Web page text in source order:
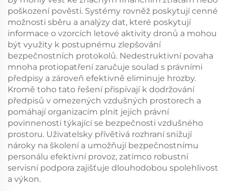
poškození pověsti. Systémy rovněž poskytují cenné
možnosti sběru a analýzy dat, které poskytují
informace o vzorcích letové aktivity dronů a mohou
být využity k postupnému zlepšování
bezpečnostních protokolů. Nedestruktivní povaha
mnoha protiopatření zaručuje soulad s právními
předpisy a zároveň efektivně eliminuje hrozby.
Kromě toho tato řešení přispívají k dodržování
předpisů v omezených vzdušných prostorech a
pomáhají organizacím plnit jejich právní
povinnenosti týkající se bezpečnosti vzdušného
prostoru. Uživatelsky přívětivá rozhraní snižují
nároky na školení a umožňují bezpečnostnímu
personálu efektivní provoz, zatímco robustní
servisní podpora zajišťuje dlouhodobou spolehlivost
a výkon.